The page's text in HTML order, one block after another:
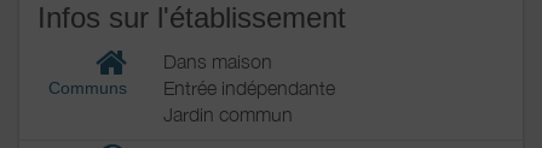
Infos sur l'établissement
Communs
Dans maison
Entrée indépendante
Jardin commun